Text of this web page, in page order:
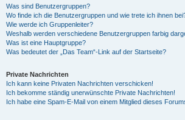
Was sind Benutzergruppen?
Wo finde ich die Benutzergruppen und wie trete ich ihnen
Wie werde ich Gruppenleiter?
Weshalb werden verschiedene Benutzergruppen farbig
Was ist eine Hauptgruppe?
Was bedeutet der „Das Team“-Link auf der Startseite?
Private Nachrichten
Ich kann keine Privaten Nachrichten verschicken!
Ich bekomme ständig unerwünschte Private Nachrichten!
Ich habe eine Spam-E-Mail von einem Mitglied dieses